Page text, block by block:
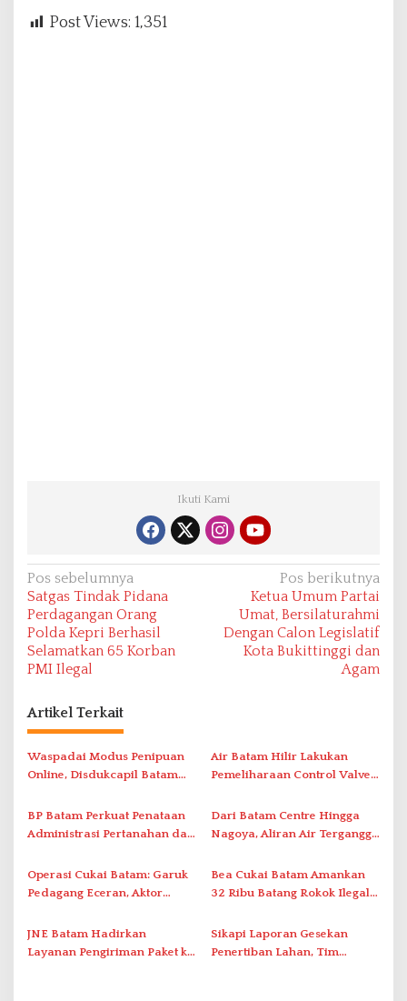
Post Views: 1,351
Ikuti Kami
N
a
v
i
a
s
i
p
o
s
Pos sebelumnya
Satgas Tindak Pidana
Perdagangan Orang
Polda Kepri Berhasil
Selamatkan 65 Korban
PMI Ilegal
Pos berikutnya
Ketua Umum Partai
Umat, Bersilaturahmi
Dengan Calon Legislatif
Kota Bukittinggi dan
Agam
Artikel Terkait
Waspadai Modus Penipuan
Online, Disdukcapil Batam
Tatap Muka
Air Batam Hilir Lakukan
Pemeliharaan Control Valve,
BP Batam Perkuat Penataan
Administrasi Pertanahan dan
Dari Batam Centre Hingga
Nagoya, Aliran Air Terganggu
Duriangkang
Operasi Cukai Batam: Garuk
Pedagang Eceran, Aktor
Tersentuh?
Bea Cukai Batam Amankan
32 Ribu Batang Rokok Ilegal
JNE Batam Hadirkan
Layanan Pengiriman Paket ke
Sikapi Laporan Gesekan
Penertiban Lahan, Tim